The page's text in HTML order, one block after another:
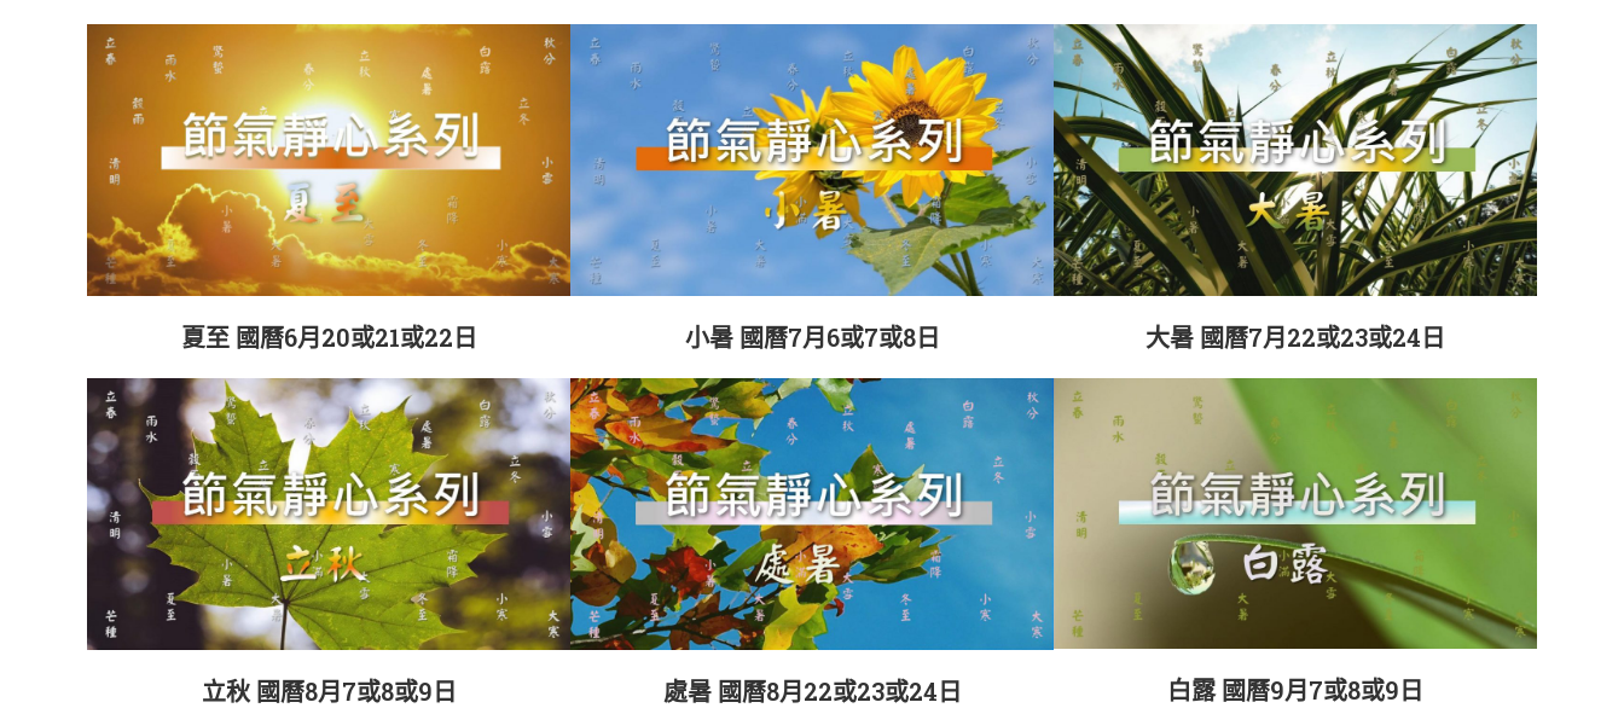
夏至 國曆6月20或21或22日 小暑 國曆7月6或7或8日 大暑 國曆7月22或23或24日
立秋 國曆8月7或8或9日 處暑 國曆8月22或23或24日 白露 國曆9月7或8或9日